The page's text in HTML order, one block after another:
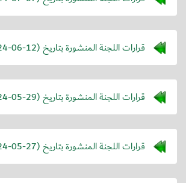
قرارات اللجنة المنشورة بتاريخ (06-12
قرارات اللجنة المنشورة بتاريخ (05-29
قرارات اللجنة المنشورة بتاريخ (05-27